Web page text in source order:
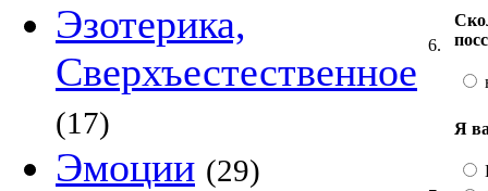
Эзотерика,
Сверхъестественное
(17)
Эмоции (29)
6.
Я